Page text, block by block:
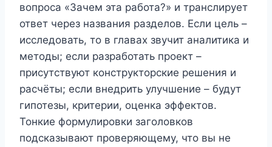
вопроса «Зачем эта работа?» и транслирует
ответ через названия разделов. Если цель –
исследовать, то в главах звучит аналитика и
методы; если разработать проект –
присутствуют конструкторские решения и
расчёты; если внедрить улучшение – будут
гипотезы, критерии, оценка эффектов.
Тонкие формулировки заголовков
подсказывают проверяющему, что вы не